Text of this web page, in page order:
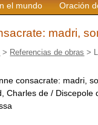
el mundo Oración
madri,
> Referencias de obras >
consacrate: madri,
Charles de / Discepole